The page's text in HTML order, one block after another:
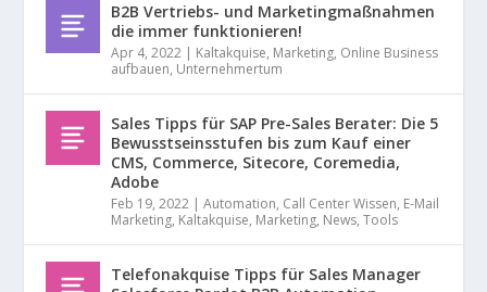
B2B Vertriebs- und Marketingmaßnahmen
die immer funktionieren!
Apr 4, 2022 | Kaltakquise, Marketing, Online Business
aufbauen, Unternehmertum
Sales Tipps für SAP Pre-Sales Berater: Die 5
Bewusstseinsstufen bis zum Kauf einer
CMS, Commerce, Sitecore, Coremedia,
Adobe
Feb 19, 2022 |Automation, Call Center Wissen, E-Mail
Marketing, Kaltakquise, Marketing, News,Tools
Telefonakquise Tipps für Sales Manager